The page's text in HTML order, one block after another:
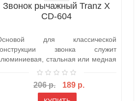
Звонок рычажный Tranz X
CD-604
для классической
звонка служит
стальная или медная
«чаша». Простейш..
206 р. 189 р.